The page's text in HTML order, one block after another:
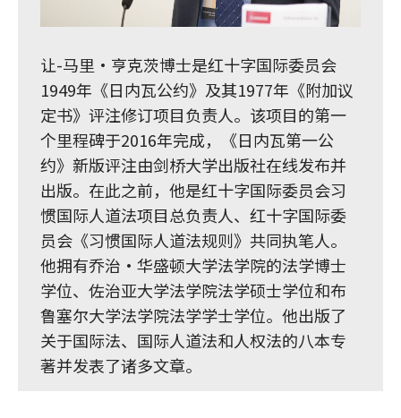
让-马里•亨克茨博士是红十字国际委员会
1949年《日内瓦公约》及其1977年《附加议
定书》评注修订项目负责人。该项目的第一
个里程碑于2016年完成，《日内瓦第一公
约》新版评注由剑桥大学出版社在线发布并
出版。在此之前，他是红十字国际委员会习
惯国际人道法项目总负责人、红十字国际委
员会《习惯国际人道法规则》共同执笔人。
他拥有乔治·华盛顿大学法学院的法学博士
学位、佐治亚大学法学院法学硕士学位和布
鲁塞尔大学法学院法学学士学位。他出版了
关于国际法、国际人道法和人权法的八本专
著并发表了诸多文章。